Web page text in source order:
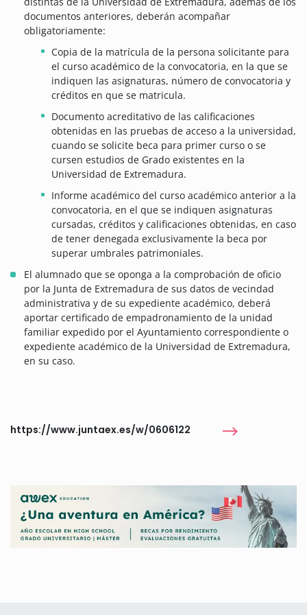
documentos anteriores, deberán acompañar
obligatoriamente:
Copia de la matrícula de la persona solicitante para
el curso académico de la convocatoria, en la que se
indiquen las asignaturas, número de convocatoria y
créditos en que se matricula.
Documento acreditativo de las calificaciones
obtenidas en las pruebas de acceso a la universidad,
cuando se solicite beca para primer curso o se
cursen estudios de Grado existentes en la
Universidad de Extremadura.
Informe académico del curso académico anterior a la
convocatoria, en el que se indiquen asignaturas
cursadas, créditos y calificaciones obtenidas, en caso
de tener denegada exclusivamente la beca por
superar umbrales patrimoniales.
El alumnado que se oponga a la comprobación de oficio
por la Junta de Extremadura de sus datos de vecindad
administrativa y de su expediente académico, deberá
aportar certificado de empadronamiento de la unidad
familiar expedido por el Ayuntamiento correspondiente o
expediente académico de la Universidad de Extremadura,
en su caso.
https://www.juntaex.es/w/0606122